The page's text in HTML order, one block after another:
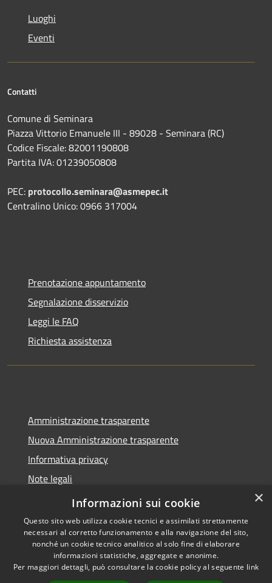
Luoghi
Eventi
Contatti
Comune di Seminara
Piazza Vittorio Emanuele III - 89028 - Seminara (RC)
Codice Fiscale: 82001190808
Partita IVA: 01239050808
PEC: protocollo.seminara@asmepec.it
Centralino Unico: 0966 317004
Prenotazione appuntamento
Segnalazione disservizio
Leggi le FAQ
Richiesta assistenza
Amministrazione trasparente
Nuova Amministrazione trasparente
Informativa privacy
Note legali
Dichiarazione di accessibilità
Accessibilità
Copyright © 2026 • Comune di
Seminara • Powered by
×
Informazioni sui cookie
Questo sito web utilizza cookie tecnici e assimilati strettamente
necessari al corretto funzionamento e alla navigazione del sito,
nonché un cookie tecnico analitico al solo fine di elaborare
informazioni statistiche, aggregate e anonime.
Per maggiori dettagli, può consultare la cookie policy al seguente link